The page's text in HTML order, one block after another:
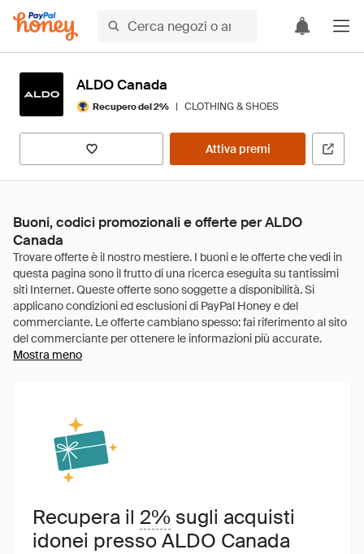
ALDO Canada
Recupero del 2% | CLOTHING & SHOES
Attiva premi
Buoni, codici promozionali e offerte per ALDO
Canada
Mostra meno
Recupera il 2% sugli acquisti
idonei presso ALDO Canada